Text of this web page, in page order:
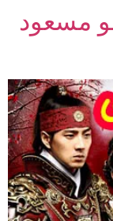
مسعود